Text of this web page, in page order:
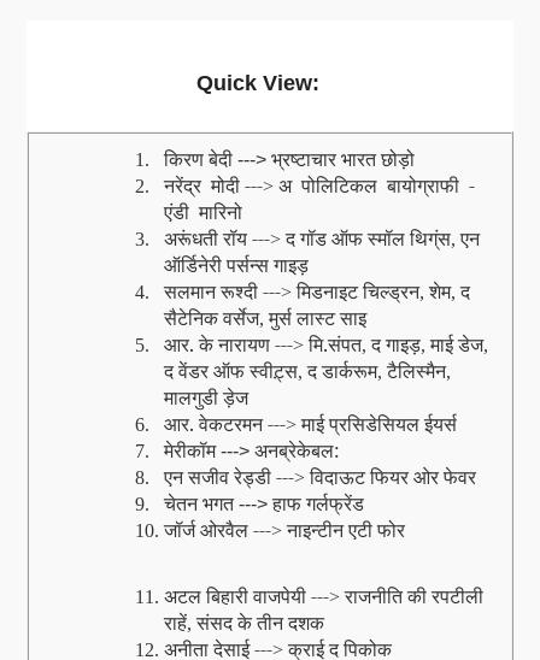
Quick View:
1. किरण बेदी --->भ्रष्टाचार भारत छोड़ो
2. नरेंद्र मोदी ---> अ पोलिटिकल बायोग्राफी ‐
एंडी मारिनो
3. अरूंधती रॉय --->द गॉड ऑफ स्‍मॉल थिग्ंस,एन
ऑर्डिनेरी पर्सन्‍स गाइड़
4. सलमान रूश्‍दी --->मिडनाइट चिल्‍ड्रन,शेम,द
सैटेनिक वर्सेज,मुर्स लास्‍ट साइ
5. आर. के नारायण --->मि.संपत,द गाइड़,माई डेज,
द वेंडर ऑफ स्‍वीट़्स,द डार्करूम,टैलिस्‍मैन,
मालगुडी ड़ेज
6. आर. वेकटरमन --->माई प्रसिडेसियल ईयर्स
7. मेरीकॉम --->अनब्रेकेबल:
8. एन सजीव रेड्डी --->विदाऊट फियर ओर फेवर
9. चेतन भगत --->हाफ गर्लफ्रेंड
10. जॉर्ज ओरवैल --->नाइन्‍टीन एटी फोर
11. अटल बिहारी वाजपेयी --->राजनीति की रपटीली
राहें,संसद के तीन दशक
12. अनीता देसाई --->क्राई द पिकोक